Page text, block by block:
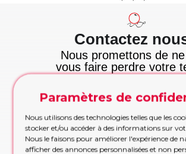
Contactez
Nous promettons de
vous faire perdre votre
et nous tenons
promesse!
Appelez
Appelez-nous pour les commandes
pendant les heures de
APPELEZ MAINTENANT!
Paramètres de
Nous utilisons des technologies telles que les
stocker et/ou accéder à des informations sur
Nous le faisons pour améliorer l'expérience de
afficher des annonces personnalisées et non